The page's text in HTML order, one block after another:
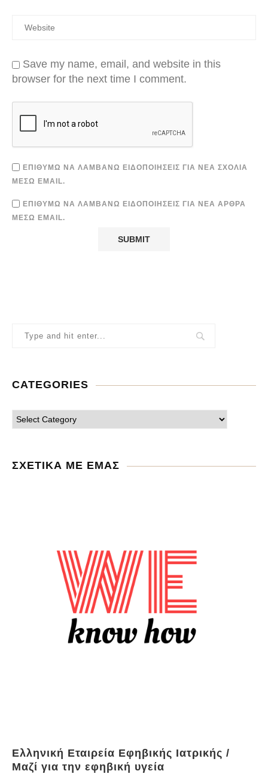
Save my name, email, and website in this
browser for the next time I comment.
ΕΠΙΘΥΜΏ ΝΑ ΛΑΜΒΆΝΩ ΕΙΔΟΠΟΙΉΣΕΙΣ ΓΙΑ ΝΈΑ ΣΧΌΛΙΑ
ΜΈΣΩ EMAIL.
ΕΠΙΘΥΜΏ ΝΑ ΛΑΜΒΆΝΩ ΕΙΔΟΠΟΙΉΣΕΙΣ ΓΙΑ ΝΈΑ ΆΡΘΡΑ
ΜΈΣΩ EMAIL.
CATEGORIES
ΣΧΕΤΙΚΑ ΜΕ ΕΜΑΣ
Ελληνική Εταιρεία Εφηβικής Ιατρικής /
Μαζί για την εφηβική υγεία